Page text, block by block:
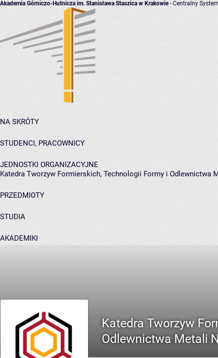
Akademia Górniczo-Hutnicza im. Stanisława Staszica w Krakowie- Centralny
NA SKRÓTY
STUDENCI, PRACOWNICY
JEDNOSTKI ORGANIZACYJNE
Katedra Tworzyw Formierskich, Technologii Formy i Odlewnictwa
PRZEDMIOTY
STUDIA
AKADEMIKI
Katedra Tworzyw
Odlewnictwa Metali